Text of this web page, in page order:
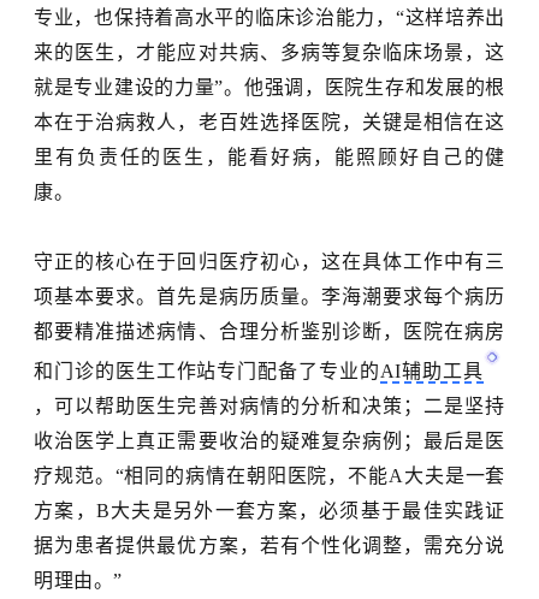
专业，也保持着高水平的临床诊治能力， “这样培养出
来的医生，才能应对共病、多病等复杂临床场景，这
就是专业建设的力量”。他强调，医院生存和发展的根
本在于治病救人，老百姓选择医院，关键是相信在这
里有负责任的医生，能看好病，能照顾好自己的健
康。
守正的核心在于回归医疗初心，这在具体工作中有三
项基本要求。首先是病历质量。李海潮要求每个病历
都要精准描述病情、合理分析鉴别诊断，医院在病房
和门诊的医生工作站专门配备了专业的AI辅助工具
，可以帮助医生完善对病情的分析和决策；二是坚持
收治医学上真正需要收治的疑难复杂病例；最后是医
疗规范。“相同的病情在朝阳医院，不能A大夫是一套
方案，B大夫是另外一套方案，必须基于最佳实践证
据为患者提供最优方案，若有个性化调整，需充分说
明理由。”